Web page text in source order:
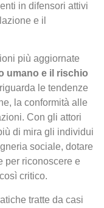
in difensori attivi
e il
più aggiornate
umano e il rischio
le tendenze
la conformità alle
Con gli attori
di mira gli individui
sociale, dotare
per riconoscere e
critico.
tratte da casi